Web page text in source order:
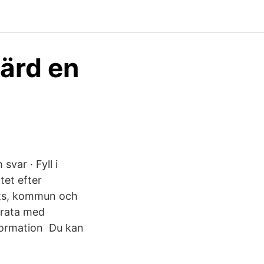
en
· Fyll i
efter
kommun och
med
Du kan